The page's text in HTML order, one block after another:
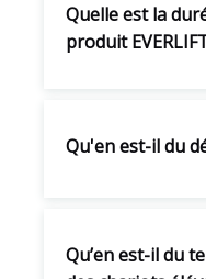
Quelle est la
produit
Qu'en est-il du
Qu’en est-il du